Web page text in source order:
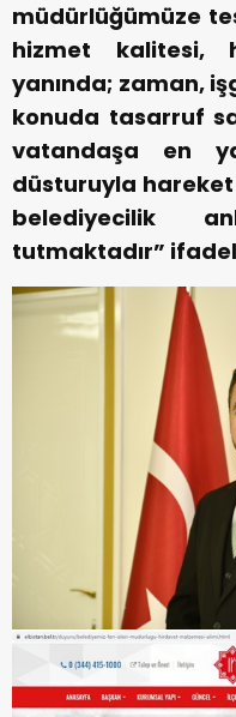
müdürlüğümüze
hizmet kalitesi,
yanında; zaman,
konuda tasarruf
vatandaşa en
düsturuyla
belediyecilik
tutmaktadır”